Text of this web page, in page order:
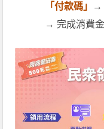
「付款碼」
→
→ 完成消費